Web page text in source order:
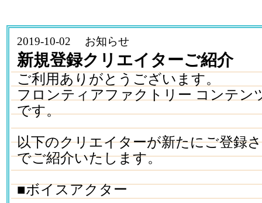
2019-10-02 お知らせ
新規登録クリエイターご紹介
ご利用ありがとうございます。
フロンティアファクトリー コンテン
です。
以下のクリエイターが新たにご登録
でご紹介いたします。
■ボイスアクター